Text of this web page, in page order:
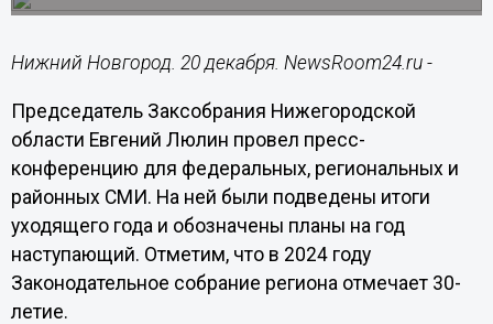
Нижний Новгород. 20 декабря. NewsRoom24.ru -
Председатель Заксобрания Нижегородской
области Евгений Люлин провел пресс-
конференцию для федеральных, региональных и
районных СМИ. На ней были подведены итоги
уходящего года и обозначены планы на год
наступающий. Отметим, что в 2024 году
Законодательное собрание региона отмечает 30-
летие.